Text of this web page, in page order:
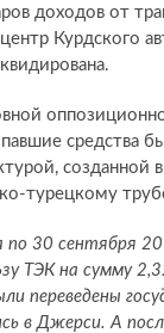
доходов от
Курдского
средства
турецкому
30 сентября
TЭК на сумму
переведены
в Джерси. А